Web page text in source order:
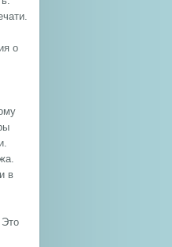
о
в